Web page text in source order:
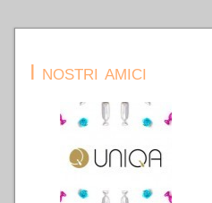
I nostri amici